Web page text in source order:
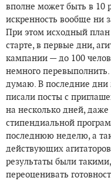
вполне может быть в 10
искренность вообще ни
При этом исходный
старте, в первые дни,
кампании — до 100
немного
думаю. В последние дни
писали посты с
на несколько дней,
стипендиальной
последнюю неделю, а
действующих
результаты были
переоценивать